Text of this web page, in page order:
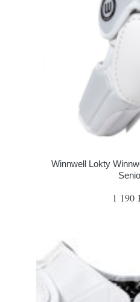
Winnwell Lokty
1 190